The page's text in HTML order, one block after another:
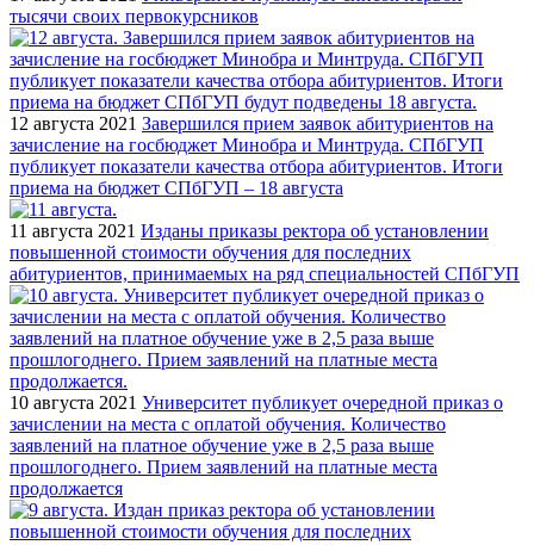
тысячи своих первокурсников
12 августа 2021 Завершился прием заявок абитуриентов на
зачисление на госбюджет Минобра и Минтруда. СПбГУП
публикует показатели качества отбора абитуриентов. Итоги
приема на бюджет СПбГУП – 18 августа
11 августа 2021 Изданы приказы ректора об установлении
повышенной стоимости обучения для последних
абитуриентов, принимаемых на ряд специальностей СПбГУП
10 августа 2021 Университет публикует очередной приказ о
зачислении на места с оплатой обучения. Количество
заявлений на платное обучение уже в 2,5 раза выше
прошлогоднего. Прием заявлений на платные места
продолжается